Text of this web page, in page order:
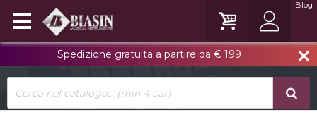
close
Spedizione gratuita a partire da € 199
Blog